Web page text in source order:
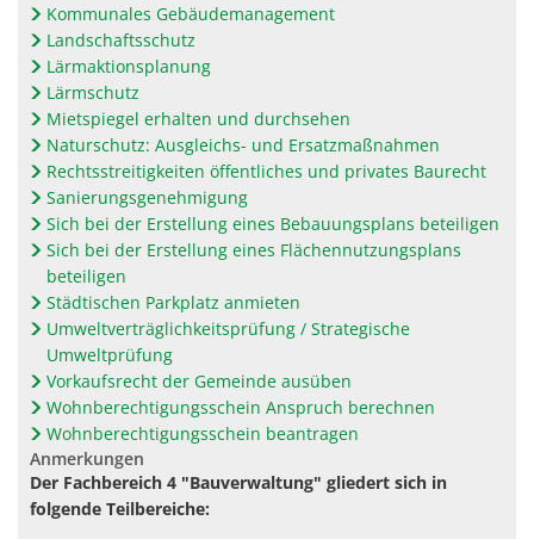
Kommunales Gebäudemanagement
Landschaftsschutz
Lärmaktionsplanung
Lärmschutz
Mietspiegel erhalten und durchsehen
Naturschutz: Ausgleichs- und Ersatzmaßnahmen
Rechtsstreitigkeiten öffentliches und privates Baurecht
Sanierungsgenehmigung
Sich bei der Erstellung eines Bebauungsplans beteiligen
Sich bei der Erstellung eines Flächennutzungsplans
beteiligen
Städtischen Parkplatz anmieten
Umweltverträglichkeitsprüfung / Strategische
Umweltprüfung
Vorkaufsrecht der Gemeinde ausüben
Wohnberechtigungsschein Anspruch berechnen
Wohnberechtigungsschein beantragen
Anmerkungen
Der Fachbereich 4 "Bauverwaltung" gliedert sich in
folgende Teilbereiche: